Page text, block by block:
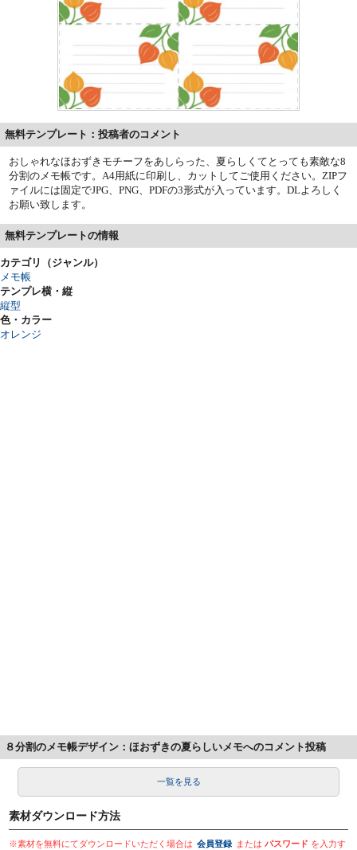
無料テンプレート：投稿者のコメント
おしゃれなほおずきモチーフをあしらった、夏らしくてとっても素敵な8
分割のメモ帳です。A4用紙に印刷し、カットしてご使用ください。ZIPフ
ァイルには固定でJPG、PNG、PDFの3形式が入っています。DLよろしく
お願い致します。
無料テンプレートの情報
カテゴリ（ジャンル）
メモ帳
テンプレ横・縦
縦型
色・カラー
オレンジ
８分割のメモ帳デザイン：ほおずきの夏らしいメモへのコメント投稿
一覧を見る
素材ダウンロード方法
※素材を無料にてダウンロードいただく場合は 会員登録 またはパスワード を入力す